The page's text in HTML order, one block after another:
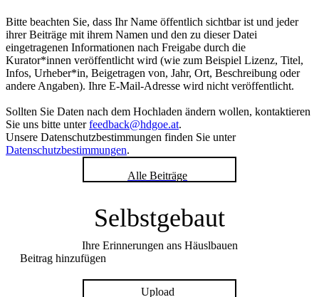
Bitte beachten Sie, dass Ihr Name öffentlich sichtbar ist und jeder
ihrer Beiträge mit ihrem Namen und den zu dieser Datei
eingetragenen Informationen nach Freigabe durch die
Kurator*innen veröffentlicht wird (wie zum Beispiel Lizenz, Titel,
Infos, Urheber*in, Beigetragen von, Jahr, Ort, Beschreibung oder
andere Angaben). Ihre E-Mail-Adresse wird nicht veröffentlicht.
Sollten Sie Daten nach dem Hochladen ändern wollen, kontaktieren
Sie uns bitte unterfeedback@hdgoe.at.
Unsere Datenschutzbestimmungen finden Sie unter
Datenschutzbestimmungen.
Alle Beiträge
Selbstgebaut
Ihre Erinnerungen ans Häuslbauen
Beitrag hinzufügen
Upload